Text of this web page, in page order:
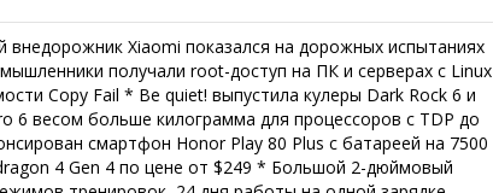
внедорожник Xiaomi показался на дорожных испытаниях
получали root-доступ на ПК и серверах с Linux
Copy Fail * Be quiet! выпустила кулеры Dark Rock 6 и
6 весом больше килограмма для процессоров с TDP до
смартфон Honor Play 80 Plus с батареей на 7500
4 Gen 4 по цене от $249 * Большой 2-дюймовый